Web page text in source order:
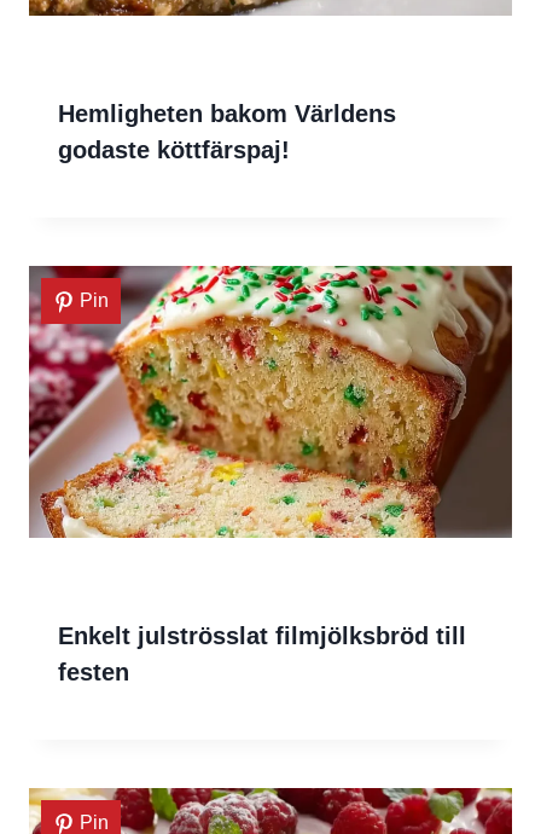
Hemligheten bakom Världens
godaste köttfärspaj!
Pin
Enkelt julströsslat filmjölksbröd till
festen
Pin